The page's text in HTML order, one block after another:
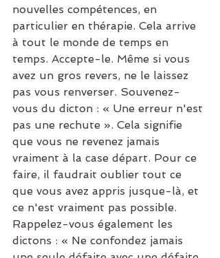
nouvelles compétences, en
particulier en thérapie. Cela arrive
à tout le monde de temps en
temps. Accepte-le. Même si vous
avez un gros revers, ne le laissez
pas vous renverser. Souvenez-
vous du dicton : « Une erreur n'est
pas une rechute ». Cela signifie
que vous ne revenez jamais
vraiment à la case départ. Pour ce
faire, il faudrait oublier tout ce
que vous avez appris jusque-là, et
ce n'est vraiment pas possible.
Rappelez-vous également les
dictons : « Ne confondez jamais